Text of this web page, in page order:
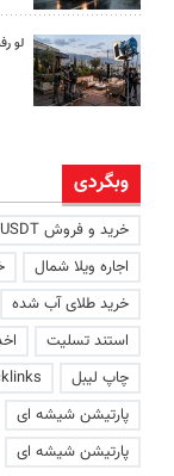
لو
وبگردی
خرید و فروش USDT
اجاره ویلا شمال
خرید طلای آب شده
استند تسلیت
چاپ لیبل
پارتیشن شیشه ای
پارتیشن شیشه ای